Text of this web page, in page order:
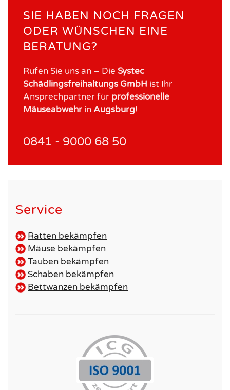
SIE HABEN NOCH FRAGEN
ODER WÜNSCHEN EINE
BERATUNG?
Rufen Sie uns an – Die Systec
Schädlingsfreihaltungs GmbH ist Ihr
Ansprechpartner für professionelle
Mäuseabwehr in Augsburg!
0841 - 9000 68 50
Service
Ratten bekämpfen
Mäuse bekämpfen
Tauben bekämpfen
Schaben bekämpfen
Bettwanzen bekämpfen